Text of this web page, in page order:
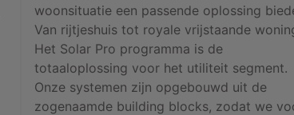
woonsituatie een passende oplossing
Van rijtjeshuis tot royale vrijstaande
Het Solar Pro programma is de
totaaloplossing voor het utiliteit segment.
Onze systemen zijn opgebouwd uit de
zogenaamde building blocks, zodat we